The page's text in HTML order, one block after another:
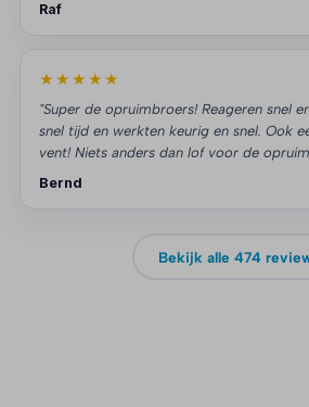
Raf
★★★★★
"Super de opruimbroers! Reageren snel
snel tijd en werkten keurig en snel. Ook
vent! Niets anders dan lof voor de
Bernd
Bekijk alle 474